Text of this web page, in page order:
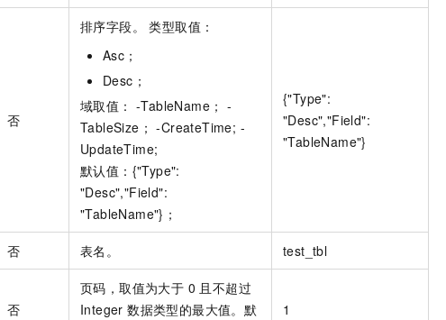
否
排序字段。 类型取值：
Asc；
Desc；
域取值： -TableName； -
TableSize； -CreateTime; -
UpdateTime;
默认值：{"Type":
"Desc","Field":
"TableName"}；
{"Type":
"Desc","Field":
"TableName"}
否 表名。 test_tbl
否
页码，取值为大于 0 且不超过
Integer 数据类型的最大值。默
1